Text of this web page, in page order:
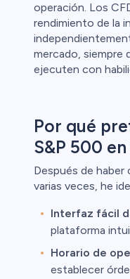
operación. Los
rendimiento de la
mercado, siempre
ejecuten con
Por qué
S&P 500
Después de
varias veces, he
Interfaz fácil
plataforma
Horario de
establecer